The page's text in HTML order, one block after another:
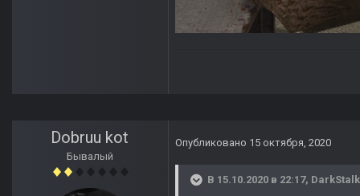
Dobruu kot
Бывалый
Опубликовано 15 октября, 2020
В 15.10.2020 в 22:17,